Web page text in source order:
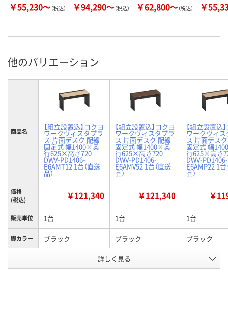
￥55,230～（税込） ￥94,290～（税込） ￥62,800～（税込） ￥
他のバリエーション
商品名 【組立設置込】コクヨ
ワークヴィスタプラ
ス 片面デスク 配線
固定式 幅1400×奥
行625×高さ720
DWV-PD1406-
E6AMT12 1台（直送
品）
【組立設置込】コクヨ
ワークヴィスタプラ
ス 片面デスク 配線
固定式 幅1400×奥
行625×高さ720
DWV-PD1406-
E6AMV52 1台（直送
品）
【組立設置込
ワークヴィ
ス 片面デス
固定式 幅
行625×高さ
DWV-PD1406-
E6AMP22 1台
品）
価格
(税込)
￥121,340 ￥121,340 ￥
販売単位 1台 1台 1台
脚カラー ブラック ブラック ブラック
ー
ブラウンウォールナ
ット
ラスティッ
アム
お申込番
詳しく見る